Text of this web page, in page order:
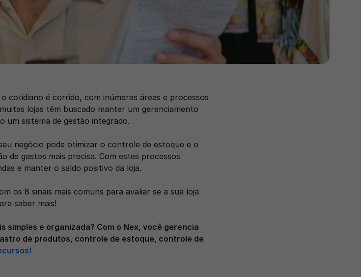
cotidiano é corrido, com inúmeras áreas e processos
lojas têm buscado manter um gerenciamento
um sistema de gestão integrado.
negócio pode otimizar o controle de estoque e o
de gastos mais precisa. Com estes processos
e manter o saldo positivo da loja.
os 8 sinais mais comuns para avaliar se a sua loja
saber mais!
simples e organizada? Com o Nex, você gerencia
de produtos, controle de estoque, controle de